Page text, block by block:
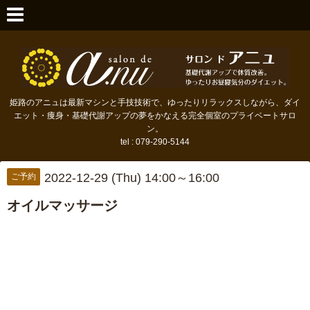
姫路のアニュは最新マシンと手技技術で、ゆったりリラックスしながら、ダイ
エット・痩身・基礎代謝アップの夢をかなえる完全個室のプライベートサロ
ン。
tel : 079-290-5144
ご予約 2022-12-29 (Thu) 14:00～16:00
オイルマッサージ